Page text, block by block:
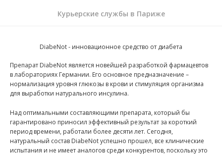
Курьерские службы в Париже
DiabeNot - инновационное средство от диабета
Препарат DiabeNot является новейшей разработкой фармацевтов
в лабораториях Германии. Его основное предназначение –
нормализация уровня глюкозы в крови и стимуляция организма
для выработки натурального инсулина.
Над оптимальными составляющими препарата, который бы
гарантировано приносил эффективный результат за короткий
период времени, работали более десяти лет. Сегодня,
натуральный состав DiabeNot успешно прошел, все клинические
испытания и не имеет аналогов среди конкурентов, поскольку это